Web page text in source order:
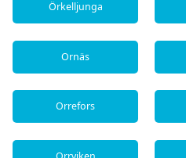
Örkelljunga
Ornäs
Orrefors